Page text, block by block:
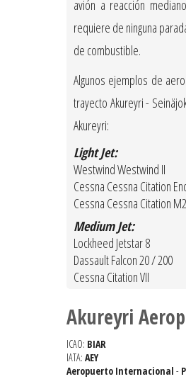
avión a reacción
requiere de ninguna
de combustible.
Algunos ejemplos de
trayecto Akureyri -
Akureyri:
Light Jet:
Westwind Westwind II
Cessna Cessna Citation
Cessna Cessna Citation M2
Medium Jet:
Lockheed Jetstar 8
Dassault Falcon 20 / 200
Cessna Citation VII
Akureyri
ICAO: BIAR
IATA: AEY
Aeropuerto Internacional -